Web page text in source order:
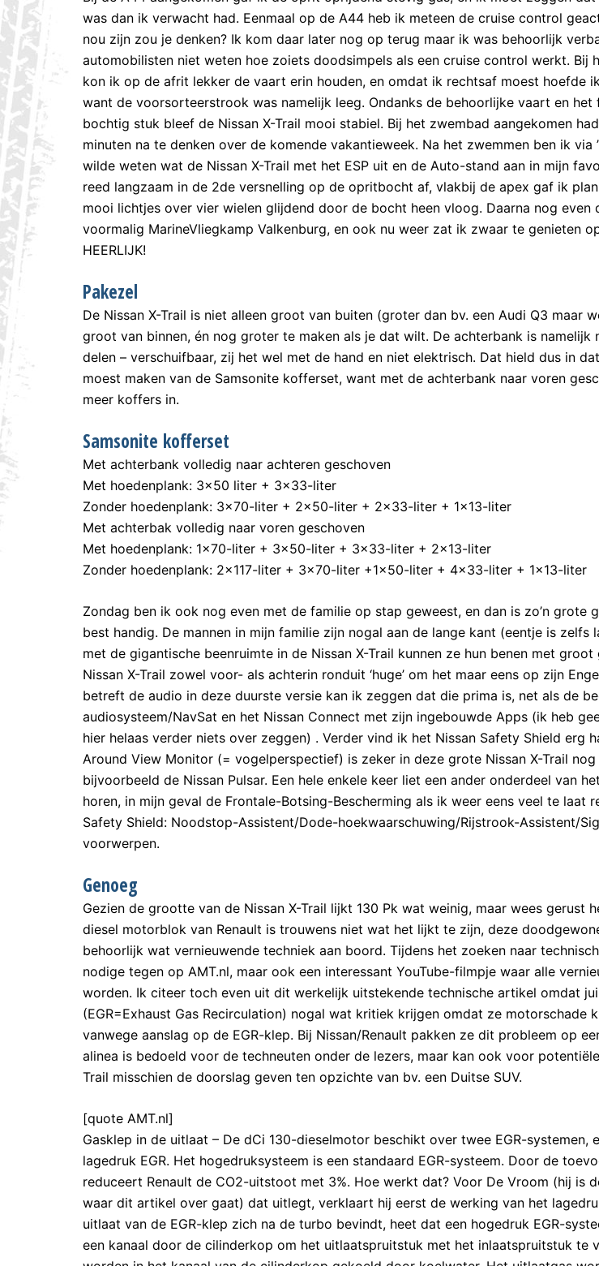
was dan ik verwacht had. Eenmaal op de A44 heb ik meteen de cruise control
nou zijn zou je denken? Ik kom daar later nog op terug maar ik was behoorlijk
automobilisten niet weten hoe zoiets doodsimpels als een cruise control werkt. Bij
kon ik op de afrit lekker de vaart erin houden, en omdat ik rechtsaf moest hoefde
want de voorsorteerstrook was namelijk leeg. Ondanks de behoorlijke vaart en
bochtig stuk bleef de Nissan X-Trail mooi stabiel. Bij het zwembad aangekomen
minuten na te denken over de komende vakantieweek. Na het zwemmen ben ik via
wilde weten wat de Nissan X-Trail met het ESP uit en de Auto-stand aan in mijn
reed langzaam in de 2de versnelling op de opritbocht af, vlakbij de apex gaf ik
mooi lichtjes over vier wielen glijdend door de bocht heen vloog. Daarna nog
voormalig MarineVliegkamp Valkenburg, en ook nu weer zat ik zwaar te genieten
HEERLIJK!
Pakezel
De Nissan X-Trail is niet alleen groot van buiten (groter dan bv. een Audi Q3 maar
groot van binnen, én nog groter te maken als je dat wilt. De achterbank is namelijk
delen – verschuifbaar, zij het wel met de hand en niet elektrisch. Dat hield dus in
moest maken van de Samsonite kofferset, want met de achterbank naar voren
meer koffers in.
Samsonite kofferset
Met achterbank volledig naar achteren geschoven
Met hoedenplank: 3×50 liter + 3×33-liter
Zonder hoedenplank: 3×70-liter + 2×50-liter + 2×33-liter + 1×13-liter
Met achterbak volledig naar voren geschoven
Met hoedenplank: 1×70-liter + 3×50-liter + 3×33-liter + 2×13-liter
Zonder hoedenplank: 2×117-liter + 3×70-liter +1×50-liter + 4×33-liter + 1×13-liter
Zondag ben ik ook nog even met de familie op stap geweest, en dan is zo’n grote
best handig. De mannen in mijn familie zijn nogal aan de lange kant (eentje is zelfs
met de gigantische beenruimte in de Nissan X-Trail kunnen ze hun benen met
Nissan X-Trail zowel voor- als achterin ronduit ‘huge’ om het maar eens op zijn
betreft de audio in deze duurste versie kan ik zeggen dat die prima is, net als de
audiosysteem/NavSat en het Nissan Connect met zijn ingebouwde Apps (ik heb
hier helaas verder niets over zeggen) . Verder vind ik het Nissan Safety Shield erg
Around View Monitor (= vogelperspectief) is zeker in deze grote Nissan X-Trail
bijvoorbeeld de Nissan Pulsar. Een hele enkele keer liet een ander onderdeel van
horen, in mijn geval de Frontale-Botsing-Bescherming als ik weer eens veel te laat
Safety Shield: Noodstop-Assistent/Dode-hoekwaarschuwing/Rijstrook-Assistent/
voorwerpen.
Genoeg
Gezien de grootte van de Nissan X-Trail lijkt 130 Pk wat weinig, maar wees gerust
diesel motorblok van Renault is trouwens niet wat het lijkt te zijn, deze
behoorlijk wat vernieuwende techniek aan boord. Tijdens het zoeken naar
nodige tegen op AMT.nl, maar ook een interessant YouTube-filmpje waar alle
worden. Ik citeer toch even uit dit werkelijk uitstekende technische artikel omdat
(EGR=Exhaust Gas Recirculation) nogal wat kritiek krijgen omdat ze motorschade
vanwege aanslag op de EGR-klep. Bij Nissan/Renault pakken ze dit probleem op
alinea is bedoeld voor de techneuten onder de lezers, maar kan ook voor
Trail misschien de doorslag geven ten opzichte van bv. een Duitse SUV.
[quote AMT.nl]
Gasklep in de uitlaat – De dCi 130-dieselmotor beschikt over twee EGR-systemen,
lagedruk EGR. Het hogedruksysteem is een standaard EGR-systeem. Door de
reduceert Renault de CO2-uitstoot met 3%. Hoe werkt dat? Voor De Vroom (hij is
waar dit artikel over gaat) dat uitlegt, verklaart hij eerst de werking van het
uitlaat van de EGR-klep zich na de turbo bevindt, heet dat een hogedruk EGR-
een kanaal door de cilinderkop om het uitlaatspruitstuk met het inlaatspruitstuk te